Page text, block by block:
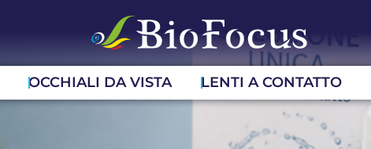
OCCHIALI DA VISTA LENTI A CONTATTO